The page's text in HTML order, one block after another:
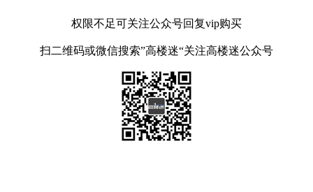
权限不足可关注公众号回复vip购买
扫二维码或微信搜索”高楼迷“关注高楼迷公众号